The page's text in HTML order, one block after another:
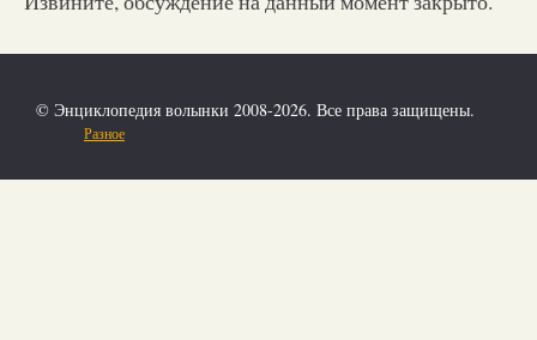
© Энциклопедия волынки 2008-2026. Все права защищены.
Разное